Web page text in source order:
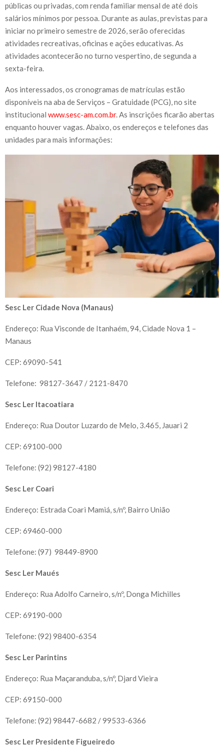
públicas ou privadas, com renda familiar mensal de até dois
salários mínimos por pessoa. Durante as aulas, previstas para
iniciar no primeiro semestre de 2026, serão oferecidas
atividades recreativas, oficinas e ações educativas. As
atividades acontecerão no turno vespertino, de segunda a
sexta-feira.
Aos interessados, os cronogramas de matrículas estão
disponíveis na aba de Serviços – Gratuidade (PCG), no site
institucional www.sesc-am.com.br. As inscrições ficarão abertas
enquanto houver vagas. Abaixo, os endereços e telefones das
unidades para mais informações:
Sesc Ler Cidade Nova (Manaus)
Endereço: Rua Visconde de Itanhaém, 94, Cidade Nova 1 –
Manaus
CEP: 69090-541
Telefone: 98127-3647 / 2121-8470
Sesc Ler Itacoatiara
Endereço: Rua Doutor Luzardo de Melo, 3.465, Jauari 2
CEP: 69100-000
Telefone: (92) 98127-4180
Sesc Ler Coari
Endereço: Estrada Coari Mamiá, s/nº, Bairro União
CEP: 69460-000
Telefone: (97) 98449-8900
Sesc Ler Maués
Endereço: Rua Adolfo Carneiro, s/nº, Donga Michilles
CEP: 69190-000
Telefone: (92) 98400-6354
Sesc Ler Parintins
Endereço: Rua Maçaranduba, s/nº, Djard Vieira
CEP: 69150-000
Telefone: (92) 98447-6682 / 99533-6366
Sesc Ler Presidente Figueiredo